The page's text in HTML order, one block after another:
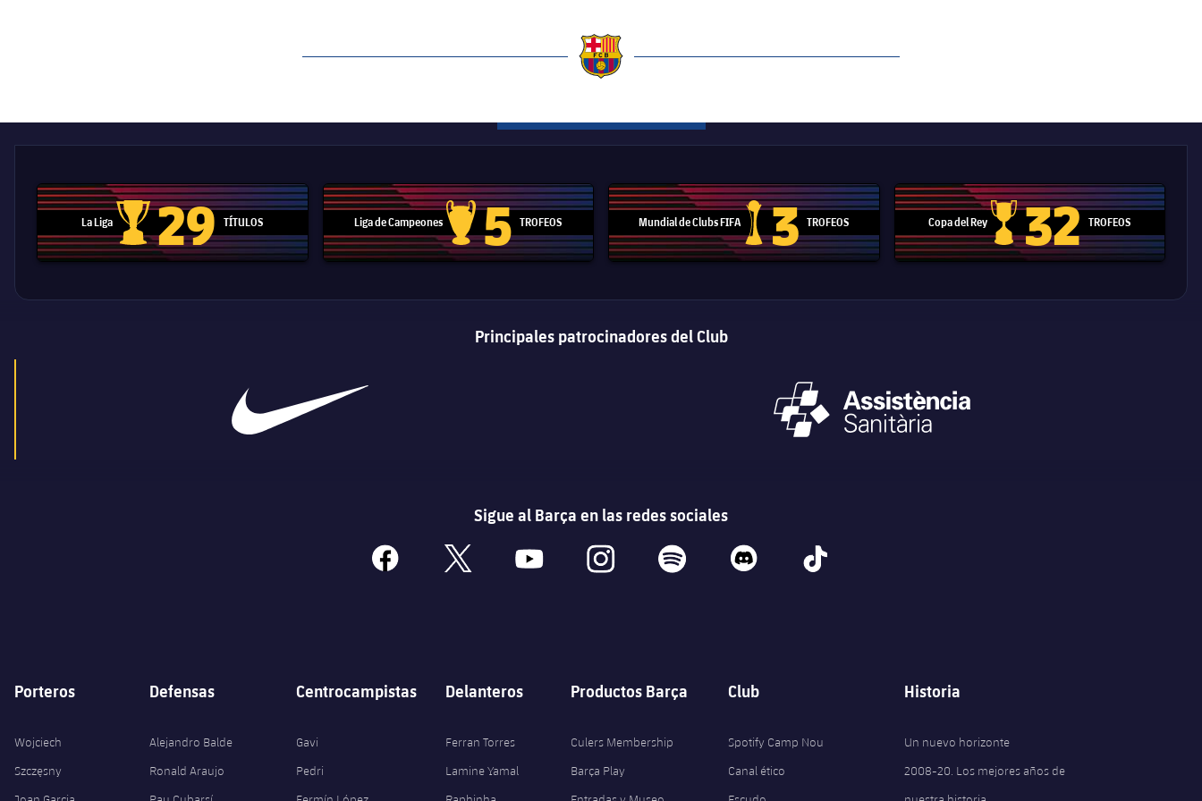
La Liga
Trofeo de La Liga
29 TÍTULOS Liga de Campeones
Trofeo de la Liga de Campeones
5 TROFEOS Mundial de Clubs FIFA
Trofeo del Mundial de Clubes
3 TROFEOS Copa del Rey
Copa del Rey
32 TROFEOS
Principales patrocinadores del Club
Sigue al Barça en las redes sociales
facebook x youtube instagram spotify discord tiktok
Porteros
Wojciech
Szczęsny
Defensas
Alejandro Balde
Ronald Araujo
Centrocampistas
Gavi
Pedri
Delanteros
Ferran Torres
Lamine Yamal
Productos Barça
Culers Membership
Barça Play
Club
Spotify Camp Nou
Canal ético
Historia
Un nuevo horizonte
2008-20. Los mejores años de